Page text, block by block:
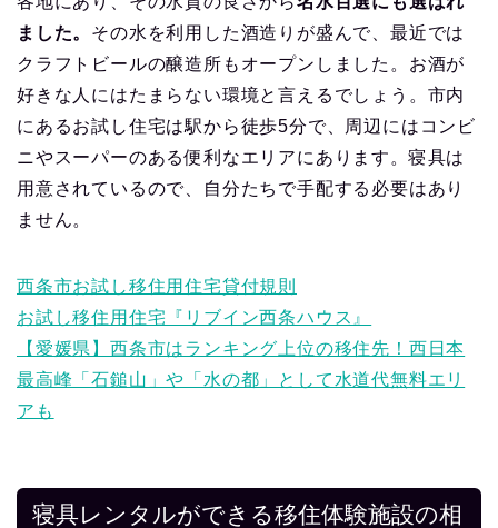
ました。 その水を利用した酒造りが盛んで、最近では
クラフトビールの醸造所もオープンしました。お酒が
好きな人にはたまらない環境と言えるでしょう。市内
にあるお試し住宅は駅から徒歩5分で、周辺にはコンビ
ニやスーパーのある便利なエリアにあります。寝具は
用意されているので、自分たちで手配する必要はあり
ません。
西条市お試し移住用住宅貸付規則
お試し移住用住宅『リブイン西条ハウス』
【愛媛県】西条市はランキング上位の移住先！西日本
最高峰「石鎚山」や「水の都」として水道代無料エリ
アも
寝具レンタルができる移住体験施設の相